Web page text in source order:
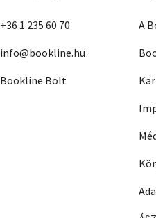
+36 1 235 60 70
info@bookline.hu
Bookline Bolt
A